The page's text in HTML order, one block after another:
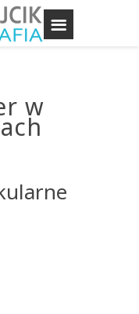
w